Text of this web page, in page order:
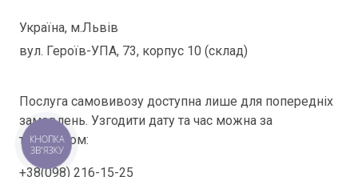
Україна, м.Львів
вул. Героїв-УПА, 73, корпус 10 (склад)
Послуга самовивозу доступна лише для попередніх
замовлень. Узгодити дату та час можна за
телефоном:
+38(098) 216-15-25
КНОПКА
ЗВ'ЯЗКУ